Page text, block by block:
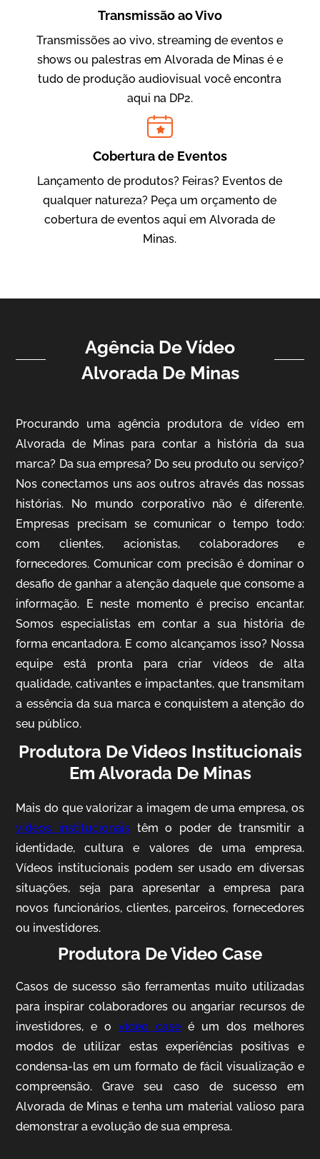
Vídeos para Treinamentos
IBCC
Vídeo Institucional
IQVIA
Cobertura de Eventos
Mosaic
Vídeo Case
Transmissão ao Vivo
Transmissões ao vivo, streaming de eventos e
shows ou palestras em Alvorada de Minas é e
tudo de produção audiovisual você encontra
aqui na DP2.
Cobertura de Eventos
Lançamento de produtos? Feiras? Eventos de
qualquer natureza? Peça um orçamento de
cobertura de eventos aqui em Alvorada de
Minas.
Agência De Vídeo
Alvorada De Minas
Procurando uma agência produtora de vídeo em
Alvorada de Minas para contar a história da sua
marca? Da sua empresa? Do seu produto ou serviço?
Nos conectamos uns aos outros através das nossas
histórias. No mundo corporativo não é diferente.
Empresas precisam se comunicar o tempo todo:
com clientes, acionistas, colaboradores e
fornecedores. Comunicar com precisão é dominar o
desafio de ganhar a atenção daquele que consome a
informação. E neste momento é preciso encantar.
Somos especialistas em contar a sua história de
forma encantadora. E como alcançamos isso? Nossa
equipe está pronta para criar vídeos de alta
qualidade, cativantes e impactantes, que transmitam
a essência da sua marca e conquistem a atenção do
seu público.
Produtora De Videos Institucionais
Em Alvorada De Minas
Mais do que valorizar a imagem de uma empresa, os
vídeos institucionais têm o poder de transmitir a
identidade, cultura e valores de uma empresa.
Vídeos institucionais podem ser usado em diversas
situações, seja para apresentar a empresa para
novos funcionários, clientes, parceiros, fornecedores
ou investidores.
Produtora De Video Case
Casos de sucesso são ferramentas muito utilizadas
para inspirar colaboradores ou angariar recursos de
investidores, e ovideo case é um dos melhores
modos de utilizar estas experiências positivas e
condensa-las em um formato de fácil visualização e
compreensão. Grave seu caso de sucesso em
Alvorada de Minas e tenha um material valioso para
demonstrar a evolução de sua empresa.